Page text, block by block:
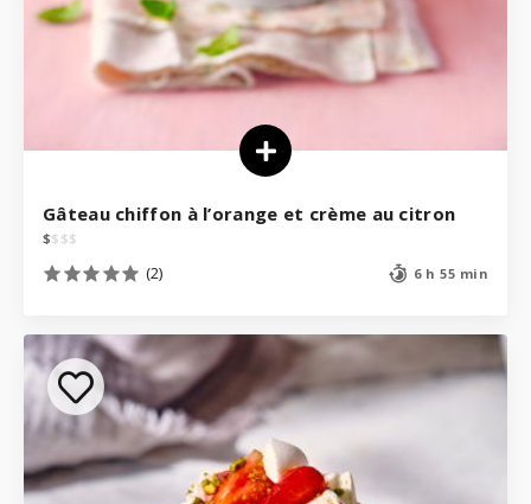
Gâteau chiffon à l’orange et crème au citron
$$ $$
(2) 6 h 55 min